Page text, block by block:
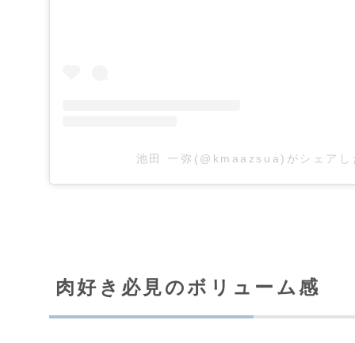
池田 一弥(@kmaazsua)がシェアし
肉好き必見のボリューム感